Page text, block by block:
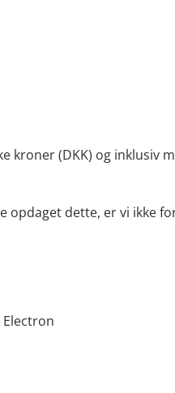
(DKK) og
opdaget dette, er vi
Electron